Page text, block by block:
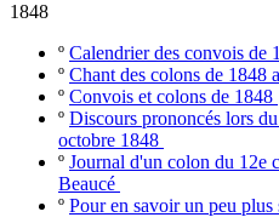
1848
º Calendrier des convois de
º Chant des colons de 1848
º Convois et colons de 1848
º Discours prononcés lors
octobre 1848
º Journal d'un colon du 12e
Beaucé
º Pour en savoir un peu plus